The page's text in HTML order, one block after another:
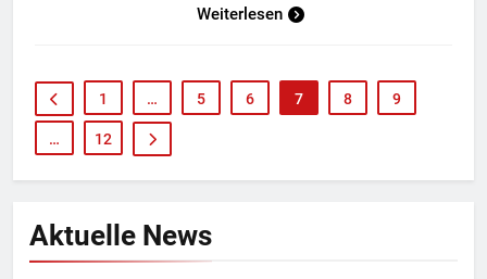
Weiterlesen
1 … 5 6 7 8 9
… 12
Aktuelle News